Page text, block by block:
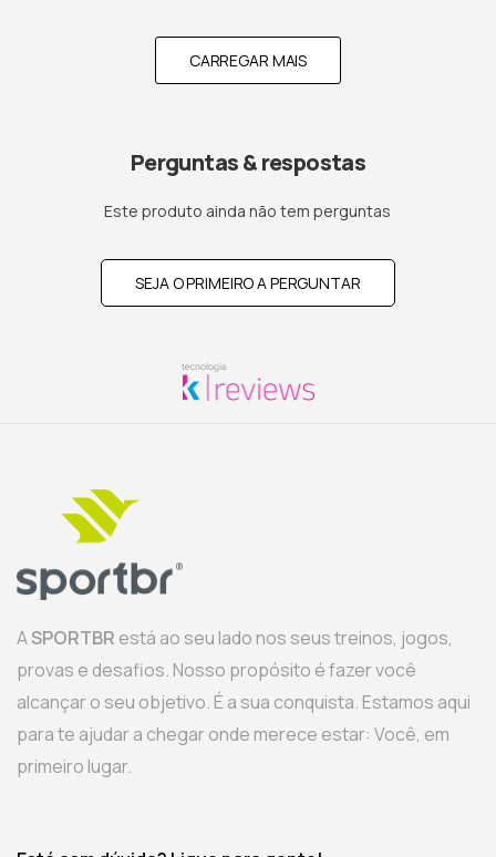
CARREGAR MAIS
Perguntas & respostas
Este produto ainda não tem perguntas
SEJA O PRIMEIRO A PERGUNTAR
ASPORTBR está ao seu lado nos seus treinos, jogos,
provas e desafios. Nosso propósito é fazer você
alcançar o seu objetivo. É a sua conquista. Estamos aqui
para te ajudar a chegar onde merece estar: Você, em
primeiro lugar.